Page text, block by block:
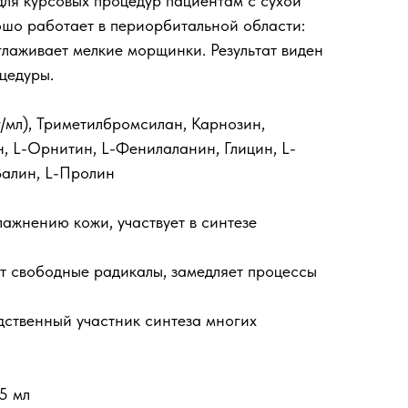
работает в периорбитальной области:
мелкие морщинки. Результат виден
Триметилбромсилан, Карнозин,
L-Орнитин, L-Фенилаланин, Глицин, L-
L-Пролин
кожи, участвует в синтезе
свободные радикалы, замедляет процессы
участник синтеза многих
мл